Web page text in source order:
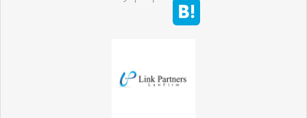
報酬案内